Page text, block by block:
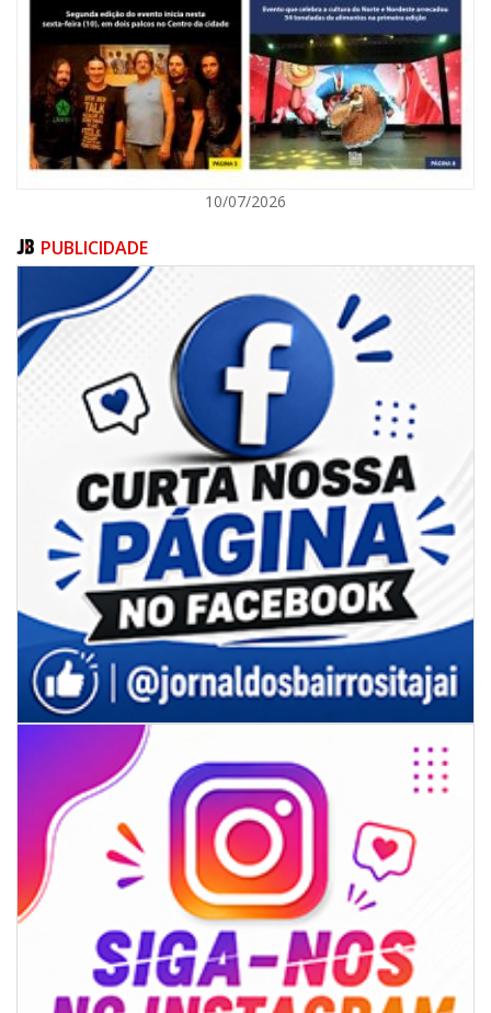
entenda como o fenômeno se forma e quais os impactos no estado
ITAJAÍ
06/08/2026 | 18:18
Programa de IST/Aids e Hepatites Virais faz testagem rápida em frente
ao CIS
GERAL
10/07/2026
PUBLICIDADE